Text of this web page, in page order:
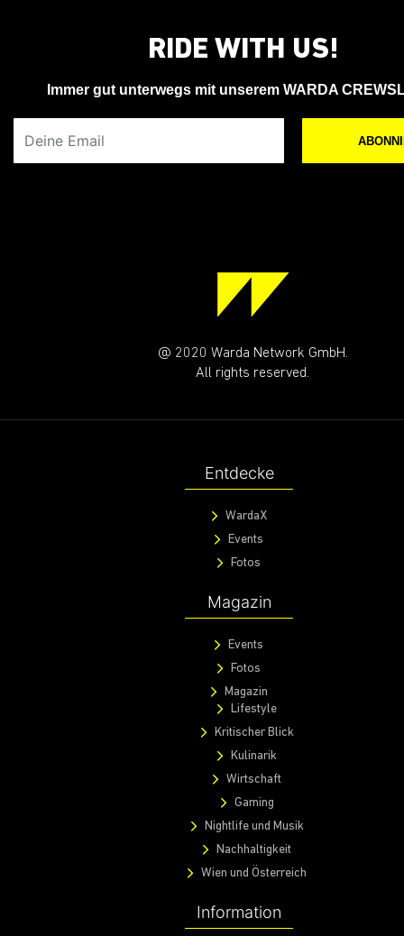
RIDE WITH US!
Immer gut unterwegs mit unserem WARDA
@ 2020 Warda Network GmbH.
All rights reserved.
Entdecke
WardaX
Events
Fotos
Magazin
Events
Fotos
Magazin
Lifestyle
Kritischer Blick
Kulinarik
Wirtschaft
Gaming
Nightlife und Musik
Nachhaltigkeit
Wien und Österreich
Information